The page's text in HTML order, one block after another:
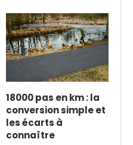
18000 pas en km : la
conversion simple et
les écarts à
connaître